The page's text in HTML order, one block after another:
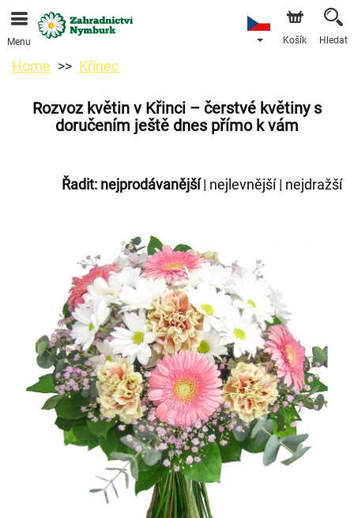
Objednávky přes e-shop přijímáme. Nejbližší možné
doručení je od 11.8.2026 z důvodu dovolené.
Menu Košík Hledat
Home Křinec
Rozvoz květin v Křinci – čerstvé květiny s
doručením ještě dnes přímo k vám
Řadit: nejprodávanější| nejlevnější| nejdražší